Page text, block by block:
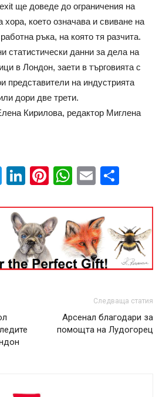
ще доведе до ограничения на
което означава и свиване на
ръка, на която тя разчита.
данни за дела на
в Лондон, заети в търговията с
представители на индустрията
дори две трети.
Кирилова, редактор Миглена
Twitter
LinkedIn
Pinterest
WhatsApp
Email
Следваща статия
Арсенал благодари за
помощта на Лудогорец